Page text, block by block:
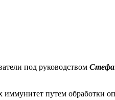
под руководством
иммунитет путем обработки